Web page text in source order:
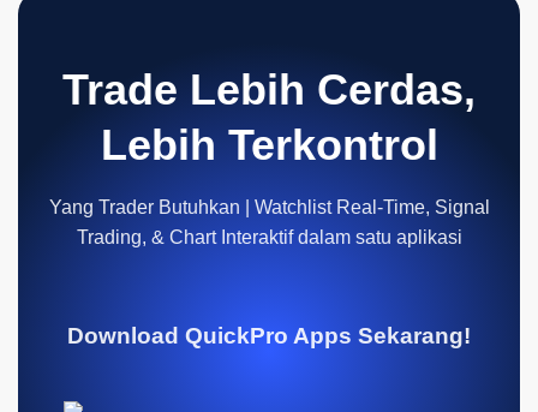
Trade Lebih Cerdas,
Lebih Terkontrol
Yang Trader Butuhkan | Watchlist Real-Time, Signal
Trading, & Chart Interaktif dalam satu aplikasi
Download QuickPro Apps Sekarang!